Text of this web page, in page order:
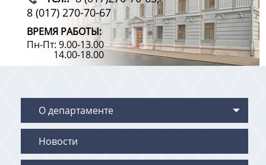
8 (017) 270-70-67
ВРЕМЯ РАБОТЫ:
Пн-Пт: 9.00-13.00
14.00-18.00
О департаменте
Новости